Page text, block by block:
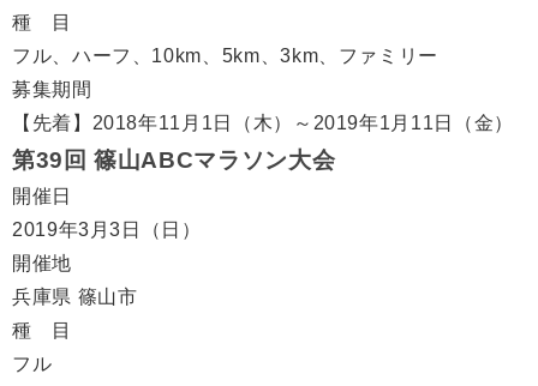
種 目
フル、ハーフ、10km、5km、3km、ファミリー
募集期間
【先着】2018年11月1日（木）～2019年1月11日（金）
第39回 篠山ABCマラソン大会
開催日
2019年3月3日（日）
開催地
兵庫県 篠山市
種 目
フル